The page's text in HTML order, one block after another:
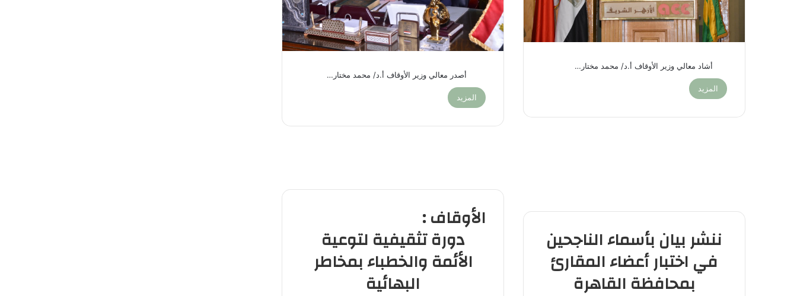
أشاد معالي وزير الأوقاف أ.د/ محمد مختار…
المزيد
أصدر معالي وزير الأوقاف أ.د/ محمد مختار…
المزيد
الأوقاف :
دورة تثقيفية لتوعية
الأئمة والخطباء بمخاطر
البهائية
ننشر بيان بأسماء الناجحين
في اختبار أعضاء المقارئ
بمحافظة القاهرة